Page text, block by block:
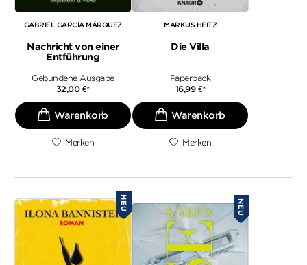
GABRIEL GARCÍA MÁRQUEZ
Nachricht von einer
Entführung
Gebundene Ausgabe
32,00 €*
Merken
MARKUS HEITZ
Die Villa
Paperback
16,99 €*
Merken
NEU NEU